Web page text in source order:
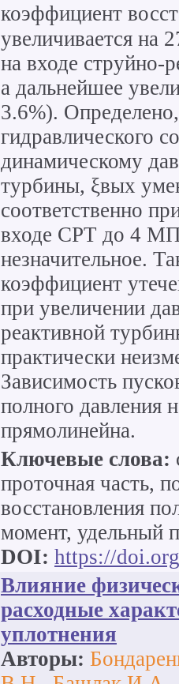
коэффициент
увеличивается на
на входе
а дальнейшее
3.6%).
гидравлического
динамическому
турбины, ξвых
соответственно
входе СРТ до 4
незначительное.
коэффициент
при увеличении
реактивной
практически
Зависимость
полного давления
прямолинейна.
Ключевые слова:
проточная часть,
восстановления
момент, удельный
DOI: https://
Влияние
расходные
уплотнения
Авторы: